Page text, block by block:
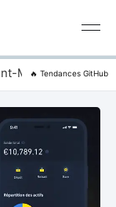
Memory🔥 Tendances GitHub